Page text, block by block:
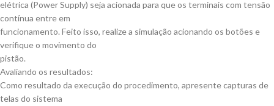
elétrica (Power Supply) seja acionada para que os terminais com tensão
contínua entre em
funcionamento. Feito isso, realize a simulação acionando os botões e
verifique o movimento do
pistão.
Avaliando os resultados:
Como resultado da execução do procedimento, apresente capturas de
telas do sistema